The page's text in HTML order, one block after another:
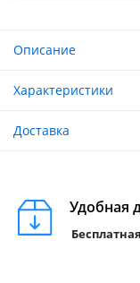
Описание
Характеристики
Доставка
Удобная